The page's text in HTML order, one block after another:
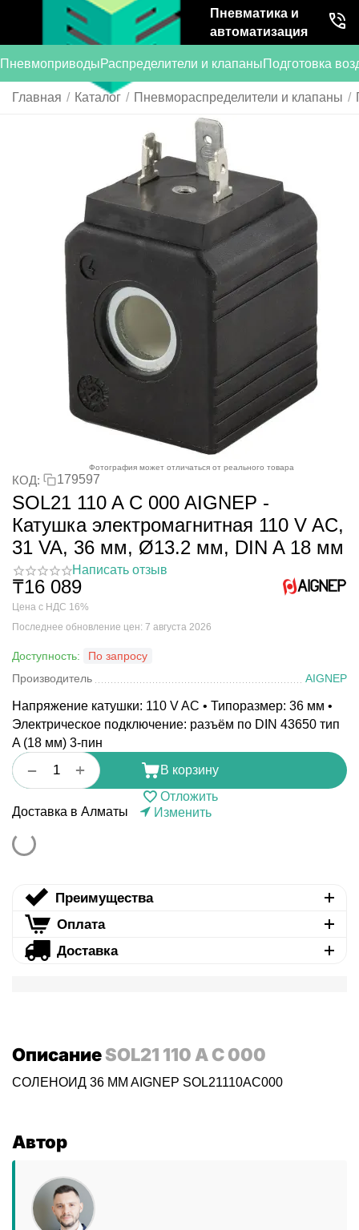
Пневматика и
автоматизация
ПневмоприводыРаспределители и клапаныПодготовка
Главная / Каталог / Пневмораспределители и клапаны /
Фотография может отличаться от реального товара
КОД: 179597
SOL21 110 A C 000 AIGNEP -
Катушка электромагнитная 110 V AC,
31 VA, 36 мм, Ø13.2 мм, DIN A 18 мм
Написать отзыв
₸16 089
Цена с НДС 16%
Последнее обновление цен: 7 августа 2026
Доступность:
По запросу
Производитель
AIGNEP
Напряжение катушки: 110 V AC • Типоразмер: 36 мм •
Электрическое подключение: разъём по DIN 43650 тип
A (18 мм) 3-пин
+
−
В корзину
Отложить
Доставка в Алматы
Изменить
Преимущества
Оплата
Доставка
ОписаниеSOL21 110 A C 000
СОЛЕНОИД 36 MM AIGNEP SOL21110AC000
Автор